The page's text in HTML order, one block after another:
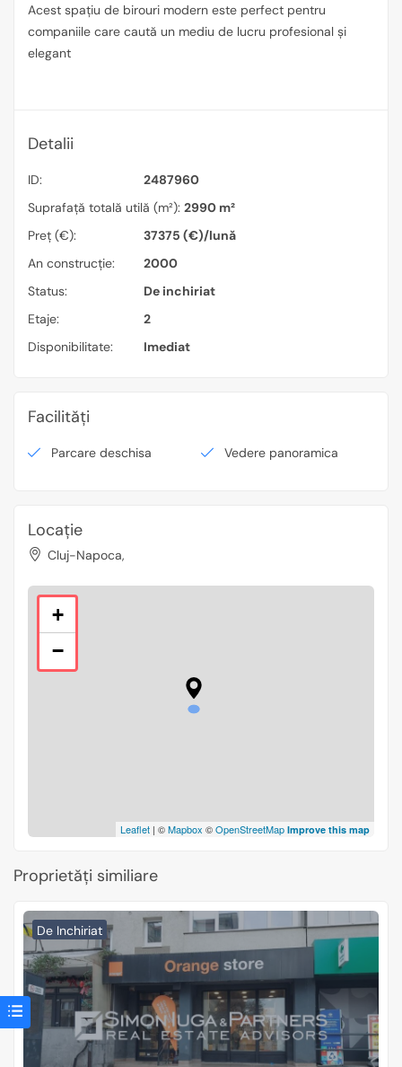
Acest spațiu de birouri modern este perfect pentru
companiile care caută un mediu de lucru profesional și
elegant
Detalii
ID:
2487960
Suprafață totală utilă (m²): 2990 m²
Preț (€):
37375 (€)/lună
An construcție:
2000
Status:
De inchiriat
Etaje:
2
Disponibilitate:
Imediat
Facilități
Parcare deschisa Vedere panoramica
Locație
Cluj-Napoca,
+
−
Leaflet | ©Mapbox ©OpenStreetMap Improve this map
Proprietăți similiare
De Inchiriat